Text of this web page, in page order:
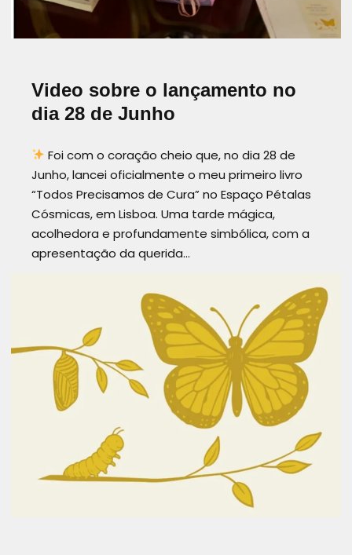
Video sobre o lançamento no
dia 28 de Junho
Foi com o coração cheio que, no dia 28 de
Junho, lancei oficialmente o meu primeiro livro
“Todos Precisamos de Cura” no Espaço Pétalas
Cósmicas, em Lisboa. Uma tarde mágica,
acolhedora e profundamente simbólica, com a
apresentação da querida…
AUTOCONHECIMENTO AUTOCURA
CURAHOLÍSTICA
DESPERTARDACONSCIÊNCIA
LANÇAMENTODOLIVRO
LISBOA
LIVROINSPIRADOR
LUANDA
MARTADECARVALHO
NOVEMBROEDITORIAL
PRANICHEALING
TODOSPRECISAMOSDECURA